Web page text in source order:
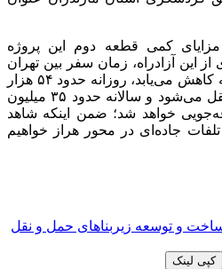
مزایای کمی قطعه دوم این پروژه
این آزادراه، زمان سفر بین تهران
و مازندران دست‌کم ۳۰ دقیقه کاهش می‌یابد، روزانه حدود ۵۴ هزار
وسیله نقلیه به این مسیر منتقل می‌شود و سالانه حدود ۳۵ میلیون
خواهد شد؛ ضمن اینکه شاهد
جاده‌ای در محور هراز خواهیم
و توسعه زیربناهای حمل و نقل
کپی لینک